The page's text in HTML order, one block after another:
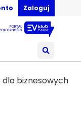
Zaloguj
dla biznesowych